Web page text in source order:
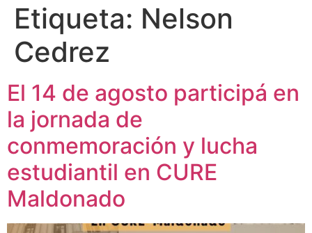
Etiqueta: Nelson
Cedrez
El 14 de agosto participá en
la jornada de
conmemoración y lucha
estudiantil en CURE
Maldonado